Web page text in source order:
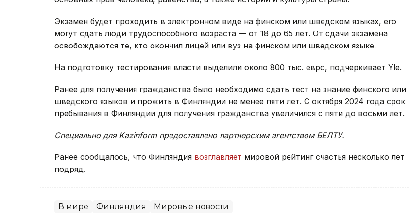
Экзамен будет проходить в электронном виде на финском или шведском языках, его
могут сдать люди трудоспособного возраста — от 18 до 65 лет. От сдачи экзамена
освобождаются те, кто окончил лицей или вуз на финском или шведском языке.
На подготовку тестирования власти выделили около 800 тыс. евро, подчеркивает Yle.
Ранее для получения гражданства было необходимо сдать тест на знание финского или
шведского языков и прожить в Финляндии не менее пяти лет. С октября 2024 года срок
пребывания в Финляндии для получения гражданства увеличился с пяти до восьми лет.
Специально для Kazinform предоставлено партнерским агентством БЕЛТУ.
Ранее сообщалось, что Финляндия возглавляет мировой рейтинг счастья несколько лет
подряд.
В мире Финляндия Мировые новости